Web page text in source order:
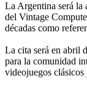
La Argentina será la
del Vintage
décadas como
La cita será en abril
para la comunidad
videojuegos